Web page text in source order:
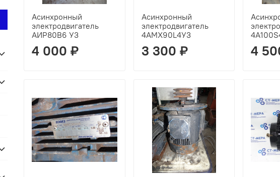
Асинхронный
электродвигатель
АИР80В6 У3
4 000 ₽
Асинхронный
электродвигатель
4АМХ90L4У3
3 300 ₽ 4